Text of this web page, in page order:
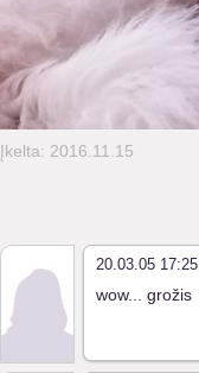
Įkelta: 2016.11.15
20.03.05 17:25
wow... grožis